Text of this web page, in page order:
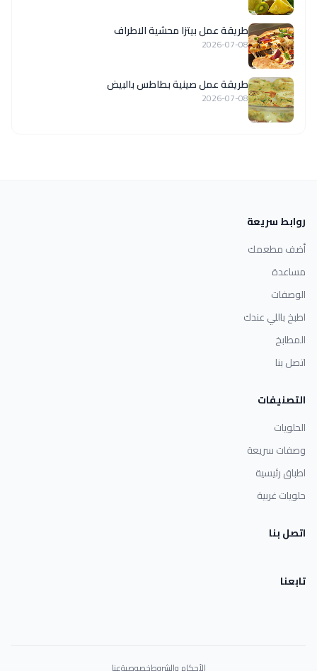
طريقة عمل بيتزا محشية الاطراف
2026-07-08
طريقة عمل صينية بطاطس بالبيض
2026-07-08
روابط سريعة
أضف مطعمك
مساعدة
الوصفات
اطبخ باللي عندك
المطابخ
اتصل بنا
التصنيفات
الحلويات
وصفات سريعة
اطباق رئيسية
حلويات غربية
اتصل بنا
تابعنا